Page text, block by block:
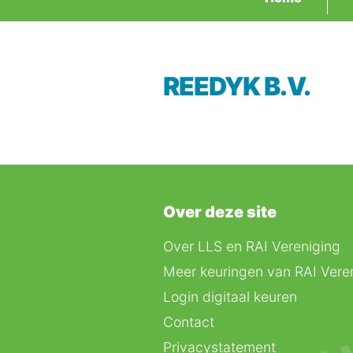
REEDYK B.V.
Over deze site
Over LLS en RAI Vereniging
Meer keuringen van RAI
Login digitaal keuren
Contact
Privacystatement